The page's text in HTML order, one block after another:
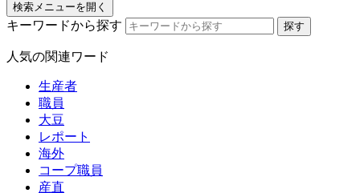
検索メニューを開く
キーワードから探す
人気の関連ワード
生産者
職員
大豆
レポート
海外
コープ職員
産直